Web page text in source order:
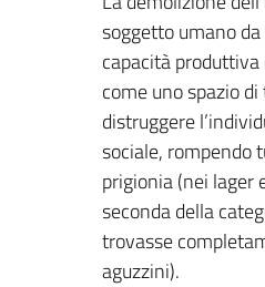
soggetto umano
capacità
come uno spazio
distruggere
sociale, rompendo
prigionia (nei lager
seconda della
trovasse
aguzzini).